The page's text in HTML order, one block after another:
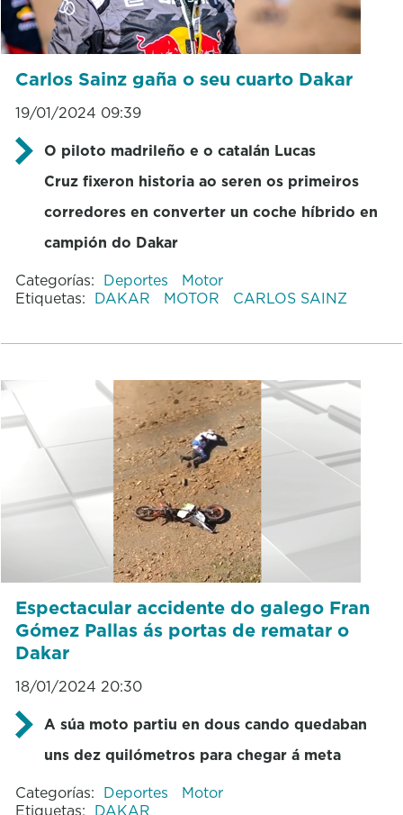
Carlos Sainz gaña o seu cuarto Dakar
19/01/2024 09:39
O piloto madrileño e o catalán Lucas
Cruz fixeron historia ao seren os primeiros
corredores en converter un coche híbrido en
campión do Dakar
Categorías: Deportes
Motor
Etiquetas: DAKAR MOTOR CARLOS SAINZ
Espectacular accidente do galego Fran
Gómez Pallas ás portas de rematar o
Dakar
18/01/2024 20:30
A súa moto partiu en dous cando quedaban
uns dez quilómetros para chegar á meta
Categorías: Deportes
Motor
Etiquetas: DAKAR